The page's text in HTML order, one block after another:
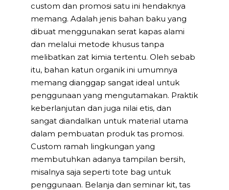
custom dan promosi satu ini hendaknya
memang. Adalah jenis bahan baku yang
dibuat menggunakan serat kapas alami
dan melalui metode khusus tanpa
melibatkan zat kimia tertentu. Oleh sebab
itu, bahan katun organik ini umumnya
memang dianggap sangat ideal untuk
penggunaan yang mengutamakan. Praktik
keberlanjutan dan juga nilai etis, dan
sangat diandalkan untuk material utama
dalam pembuatan produk tas promosi.
Custom ramah lingkungan yang
membutuhkan adanya tampilan bersih,
misalnya saja seperti tote bag untuk
penggunaan. Belanja dan seminar kit, tas